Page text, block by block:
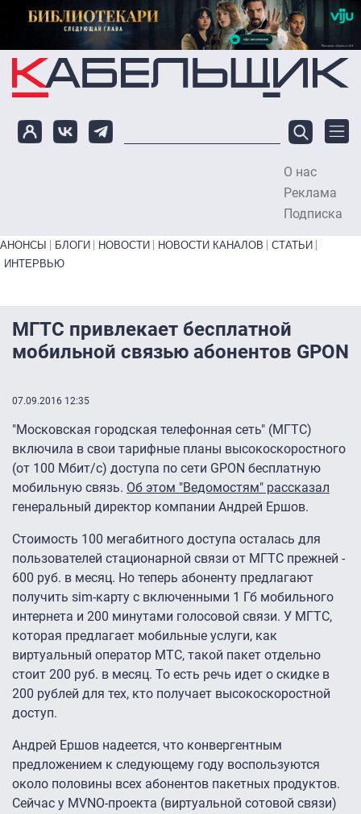
Перейти к основному содержанию
О нас
Реклама
Подписка
Primary links bottom
АНОНСЫ БЛОГИ НОВОСТИ НОВОСТИ КАНАЛОВ
СТАТЬИ
ИНТЕРВЬЮ
МГТС привлекает бесплатной
мобильной связью абонентов GPON
07.09.2016 12:35
"Московская городская телефонная сеть" (МГТС)
включила в свои тарифные планы высокоскоростного
(от 100 Мбит/с) доступа по сети GPON бесплатную
мобильную связь. Об этом "Ведомостям" рассказал
генеральный директор компании Андрей Ершов.
Стоимость 100 мегабитного доступа осталась для
пользователей стационарной связи от МГТС прежней -
600 руб. в месяц. Но теперь абоненту предлагают
получить sim-карту с включенными 1 Гб мобильного
интернета и 200 минутами голосовой связи. У МГТС,
которая предлагает мобильные услуги, как
виртуальный оператор МТС, такой пакет отдельно
стоит 200 руб. в месяц. То есть речь идет о скидке в
200 рублей для тех, кто получает высокоскоростной
доступ.
Андрей Ершов надеется, что конвергентным
предложением к следующему году воспользуются
около половины всех абонентов пакетных продуктов.
Сейчас у MVNO-проекта (виртуальной сотовой связи)